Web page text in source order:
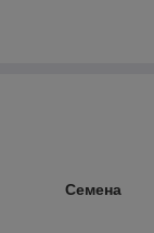
Семена